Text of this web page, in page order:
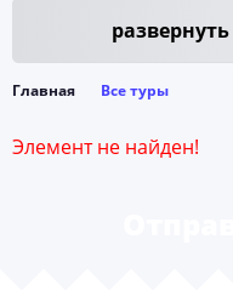
развернуть
Главная Все туры
Элемент не найден!